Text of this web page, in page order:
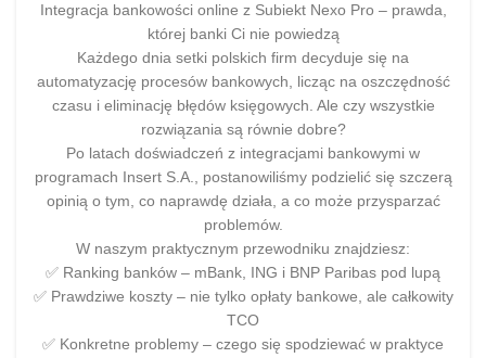
Integracja bankowości online z Subiekt Nexo Pro – prawda,
której banki Ci nie powiedzą
Każdego dnia setki polskich firm decyduje się na
automatyzację procesów bankowych, licząc na oszczędność
czasu i eliminację błędów księgowych. Ale czy wszystkie
rozwiązania są równie dobre?
Po latach doświadczeń z integracjami bankowymi w
programach Insert S.A., postanowiliśmy podzielić się szczerą
opinią o tym, co naprawdę działa, a co może przysparzać
problemów.
W naszym praktycznym przewodniku znajdziesz:
✅ Ranking banków – mBank, ING i BNP Paribas pod lupą
✅ Prawdziwe koszty – nie tylko opłaty bankowe, ale całkowity
TCO
✅ Konkretne problemy – czego się spodziewać w praktyce